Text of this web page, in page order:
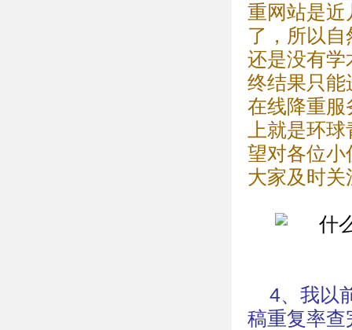
重网站是近
了，所以
还是没有学
终结果只能
在线降重服
上就是环
望对各位小
大家及时
4、我以
稿重复率查